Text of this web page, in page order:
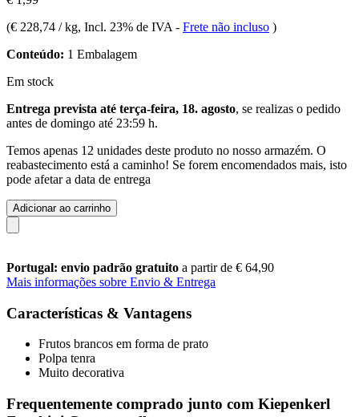
(€ 228,74 / kg, Incl. 23% de IVA - Frete não incluso )
Conteúdo: 1 Embalagem
Em stock
Entrega prevista até terça-feira, 18. agosto, se realizas o pedido
antes de domingo até 23:59 h.
Temos apenas 12 unidades deste produto no nosso armazém. O
reabastecimento está a caminho! Se forem encomendados mais, isto
pode afetar a data de entrega
Adicionar ao carrinho
Portugal: envio padrão gratuito a partir de € 64,90
Mais informações sobre Envio & Entrega
Características & Vantagens
Frutos brancos em forma de prato
Polpa tenra
Muito decorativa
Frequentemente comprado junto com Kiepenkerl